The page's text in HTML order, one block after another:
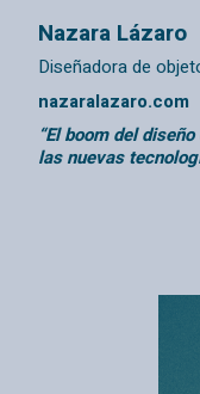
Nazara Lázaro
Diseñadora de
nazaralazaro.com
“El boom del
las nuevas